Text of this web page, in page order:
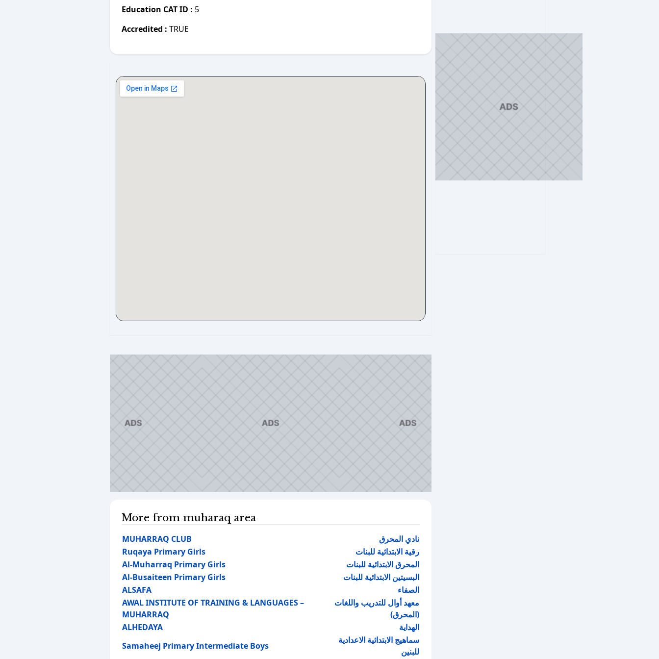
Education CAT ID : 5
Accredited : TRUE
More from muharaq area
MUHARRAQ CLUB
نادي المحرق
Ruqaya Primary Girls
رقية الابتدائية للبنات
Al-Muharraq Primary Girls
المحرق الابتدائية للبنات
Al-Busaiteen Primary Girls
البسيتين الابتدائية للبنات
ALSAFA
الصفاء
AWAL INSTITUTE OF TRAINING & LANGUAGES –
MUHARRAQ
معهد أوال للتدريب واللغات
(المحرق)
ALHEDAYA
الهداية
Samaheej Primary Intermediate Boys
سماهيج الابتدائية الاعدادية
للبنين